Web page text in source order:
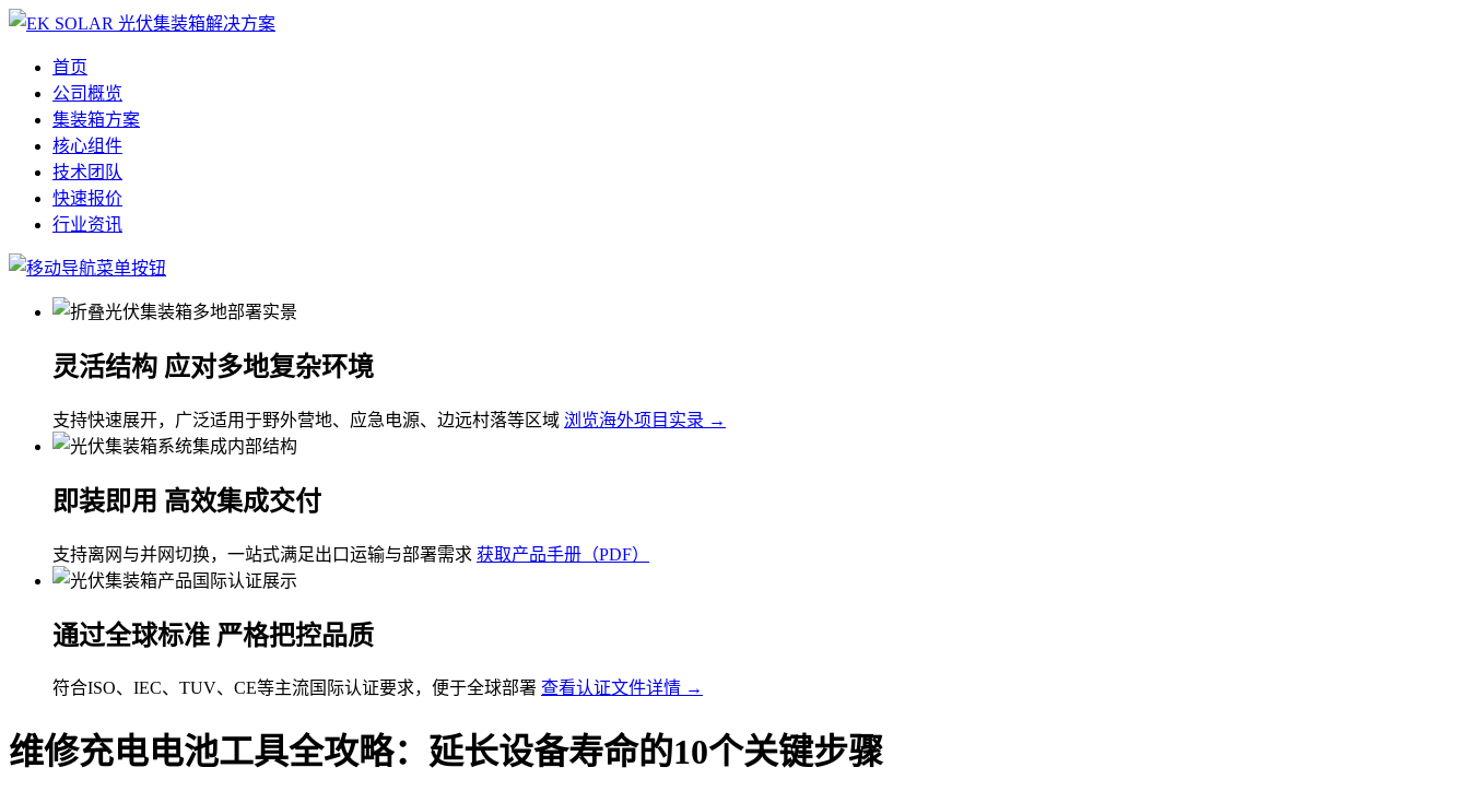
首页
公司概览
集装箱方案
核心组件
技术团队
快速报价
行业资讯
灵活结构 应对多地复杂环境
支持快速展开，广泛适用于野外营地、应急电源、边远村落等区域 浏览海外项目实录 →
即装即用 高效集成交付
支持离网与并网切换，一站式满足出口运输与部署需求 获取产品手册（PDF）
通过全球标准 严格把控品质
符合ISO、IEC、TUV、CE等主流国际认证要求，便于全球部署 查看认证文件详情 →
维修充电电池工具全攻略：延长设备寿命的10个关键步骤